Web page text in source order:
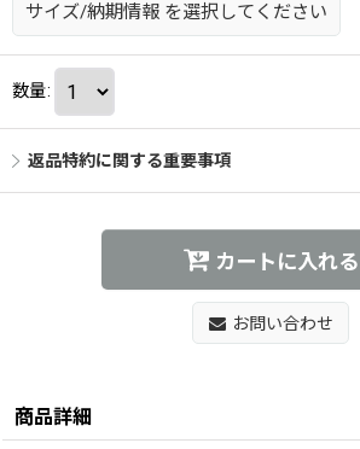
サイズ/納期情報 を選択してください
数量:
返品特約に関する重要事項
カートに入れる
お問い合わせ
商品詳細